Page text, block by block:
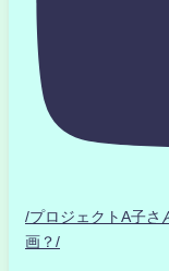
/プロジェクトA子
画？/